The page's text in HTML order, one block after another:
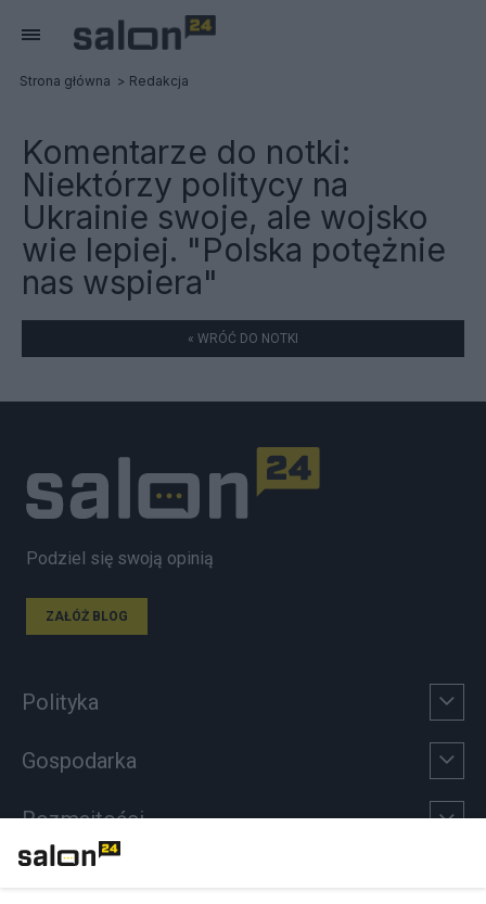
Strona główna Redakcja
Komentarze do notki:
Niektórzy politycy na
Ukrainie swoje, ale wojsko
wie lepiej. "Polska potężnie
nas wspiera"
« WRÓĆ DO NOTKI
Podziel się swoją opinią
ZAŁÓŻ BLOG
Polityka
Gospodarka
Rozmaitości